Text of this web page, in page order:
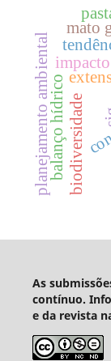
biodiversidade
balanço hídrico
planejamento ambiental
mato
As
contínuo.
e da revista